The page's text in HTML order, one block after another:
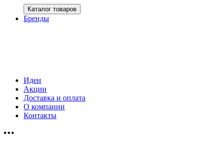
Каталог товаров
Бренды
Идеи
Акции
Доставка и оплата
О компании
Контакты